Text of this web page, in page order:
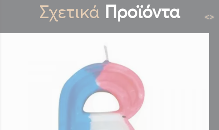
Σχετικά Προϊόντα <>